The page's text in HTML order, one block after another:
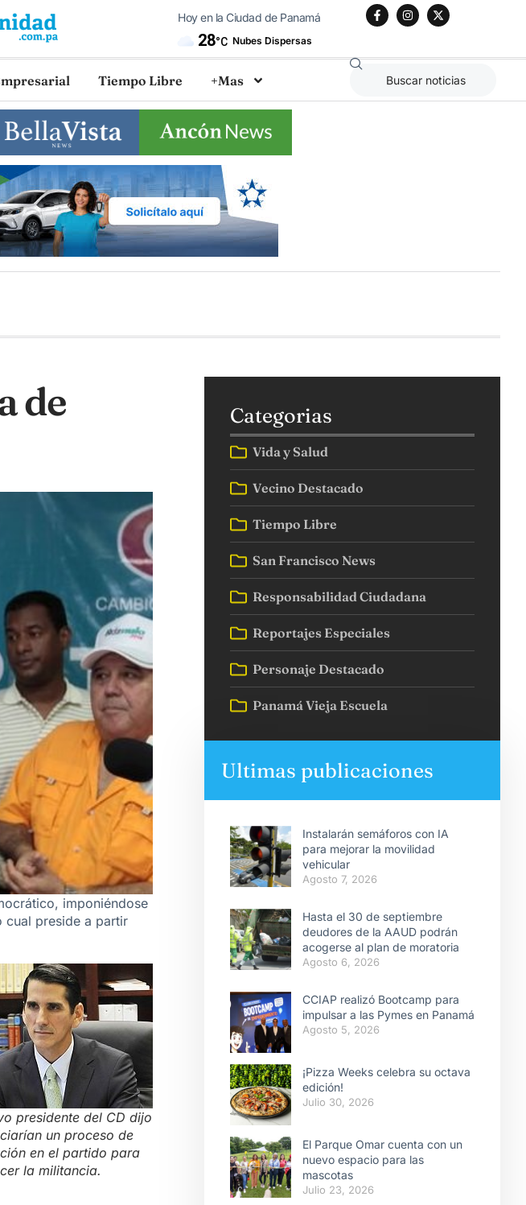
Hoy en la Ciudad de Panamá
28°C Nubes Dispersas
Tiempo Libre +Mas
de
imponiéndose
cual preside a partir
presidente del CD dijo
un proceso de
en el partido para
la militancia.
Categorias
Vida y Salud
Vecino Destacado
Tiempo Libre
San Francisco News
Responsabilidad Ciudadana
Reportajes Especiales
Personaje Destacado
Panamá Vieja Escuela
Ultimas publicaciones
Instalarán semáforos con IA
para mejorar la movilidad
vehicular
Agosto 7, 2026
Hasta el 30 de septiembre
deudores de la AAUD podrán
acogerse al plan de moratoria
Agosto 6, 2026
CCIAP realizó Bootcamp para
impulsar a las Pymes en Panamá
Agosto 5, 2026
¡Pizza Weeks celebra su octava
edición!
Julio 30, 2026
El Parque Omar cuenta con un
nuevo espacio para las
mascotas
Julio 23, 2026